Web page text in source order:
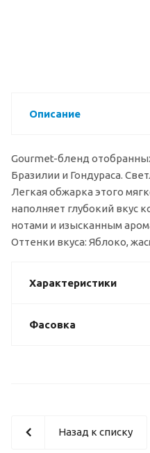
Описание
Gourmet-бленд
Бразилии и Гондураса.
Легкая обжарка этого
наполняет глубокий
нотами и изысканным
Оттенки вкуса: Яблоко,
Характеристики
Фасовка
Назад к списку